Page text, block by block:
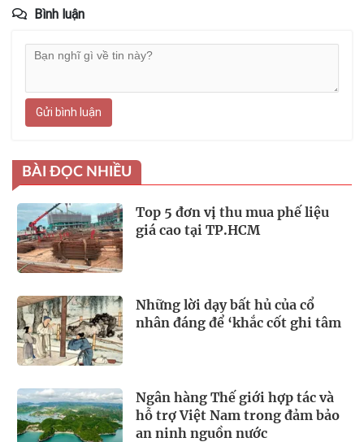
Bình luận
Gửi bình luận
BÀI ĐỌC NHIỀU
Top 5 đơn vị thu mua phế liệu
giá cao tại TP.HCM
Những lời dạy bất hủ của cổ
nhân đáng để ‘khắc cốt ghi tâm
Ngân hàng Thế giới hợp tác và
hỗ trợ Việt Nam trong đảm bảo
an ninh nguồn nước